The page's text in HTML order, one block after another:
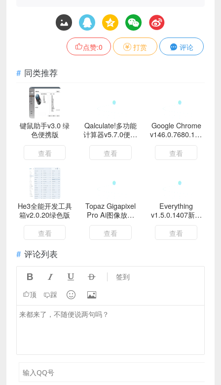
评论
打赏
点赞:0
同类推荐
键鼠助手v3.0 绿
色便携版
查看
Qalculate!多功能
计算器v5.7.0便携
版
查看
Google Chrome
v146.0.7680.154
便携增强版
查看
He3全能开发工具
箱v2.0.20绿色版
查看
Topaz Gigapixel
Pro Ai图像放大
v1.0.4高级版
查看
Everything
v1.5.0.1407新汉
化绿色版
查看
评论列表
    签到
顶 踩  